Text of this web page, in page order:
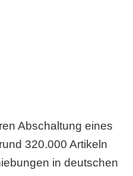
Abschaltung eines
320.000 Artikeln
in deutschen